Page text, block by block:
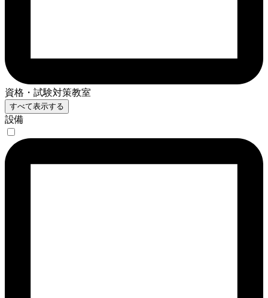
資格・試験対策教室
すべて表示する
設備